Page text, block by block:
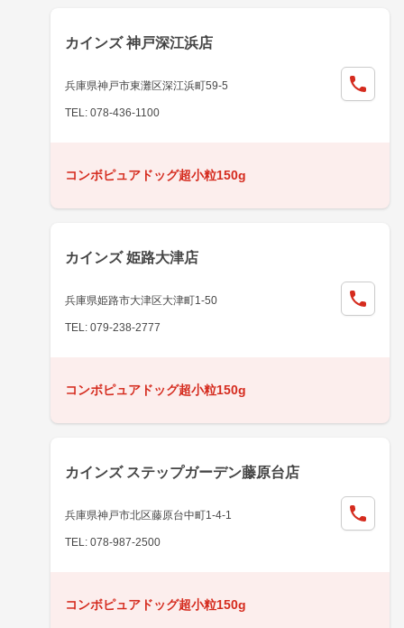
カインズ 神戸深江浜店
兵庫県神戸市東灘区深江浜町59-5
TEL: 078-436-1100
コンボピュアドッグ超小粒150g
カインズ 姫路大津店
兵庫県姫路市大津区大津町1-50
TEL: 079-238-2777
コンボピュアドッグ超小粒150g
カインズ ステップガーデン藤原台店
兵庫県神戸市北区藤原台中町1-4-1
TEL: 078-987-2500
コンボピュアドッグ超小粒150g